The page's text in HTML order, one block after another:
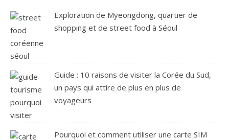
Exploration de Myeongdong, quartier de
shopping et de street food à Séoul
Guide : 10 raisons de visiter la Corée du Sud,
un pays qui attire de plus en plus de
voyageurs
Pourquoi et comment utiliser une carte SIM